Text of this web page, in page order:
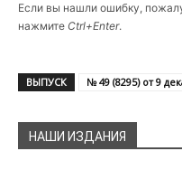
Если вы нашли ошибку,
нажмите Ctrl+Enter.
ВЫПУСК № 49 (8295) от 9
НАШИ ИЗДАНИЯ